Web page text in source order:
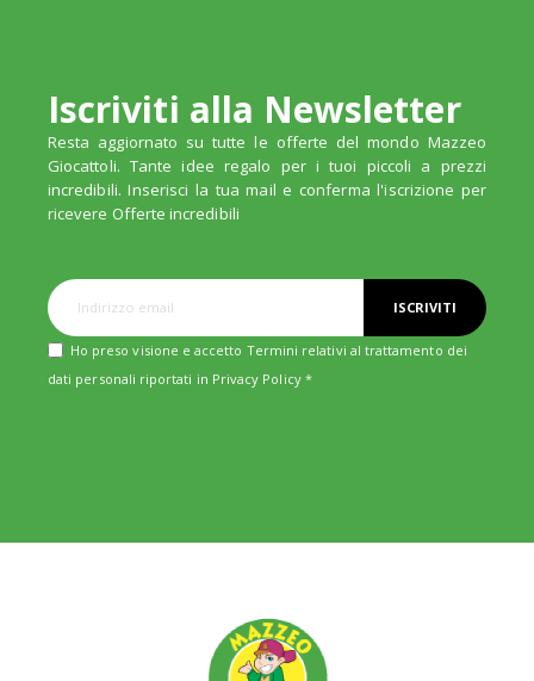
Iscriviti alla Newsletter
Resta aggiornato su tutte le offerte del mondo Mazzeo
Giocattoli. Tante idee regalo per i tuoi piccoli a prezzi
incredibili. Inserisci la tua mail e conferma l'iscrizione per
ricevere Offerte incredibili
ISCRIVITI
Ho preso visione e accetto Termini relativi al trattamento dei
dati personali riportati in Privacy Policy*